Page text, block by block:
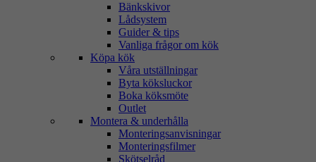
Bänkskivor
Lådsystem
Guider & tips
Vanliga frågor om kök
Köpa kök
Våra utställningar
Byta köksluckor
Boka köksmöte
Outlet
Montera & underhålla
Monteringsanvisningar
Monteringsfilmer
Skötselråd